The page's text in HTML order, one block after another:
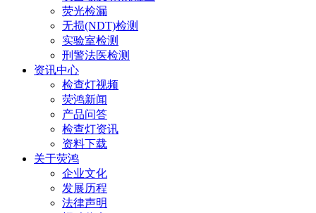
荧光检漏
无损(NDT)检测
实验室检测
刑警法医检测
资讯中心
检查灯视频
荧鸿新闻
产品问答
检查灯资讯
资料下载
关于荧鸿
企业文化
发展历程
法律声明